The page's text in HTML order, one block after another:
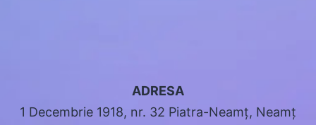
ADRESA
1 Decembrie 1918, nr. 32 Piatra-Neamț, Neamț